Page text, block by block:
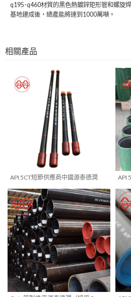
q195-q460材質的黑色熱鍍鋅矩形管和螺旋
基地建成後，總產能將達到1000萬噸。
相關產品
API 5CT短節供應商中國源泰德潤 API